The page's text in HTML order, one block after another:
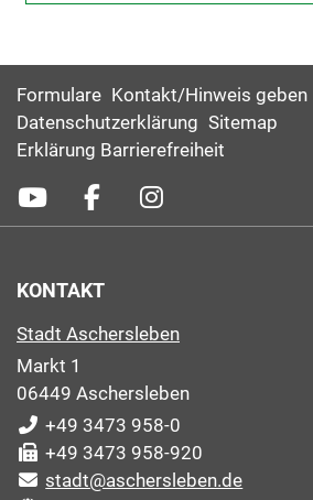
Formulare Kontakt/Hinweis geben
Datenschutzerklärung Sitemap
Erklärung Barrierefreiheit
KONTAKT
Stadt Aschersleben
Markt 1
06449 Aschersleben
+49 3473 958-0
+49 3473 958-920
stadt@aschersleben.de